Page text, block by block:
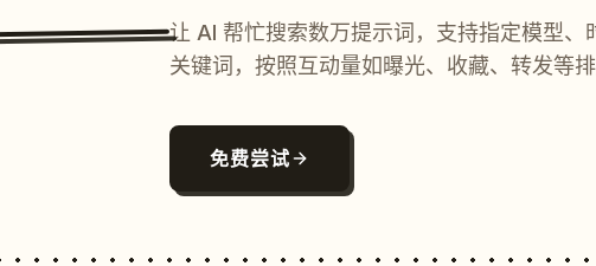
让 AI 帮忙搜索数万提示词，支持指定模型、
关键词，按照互动量如曝光、收藏、转发等排
免费尝试